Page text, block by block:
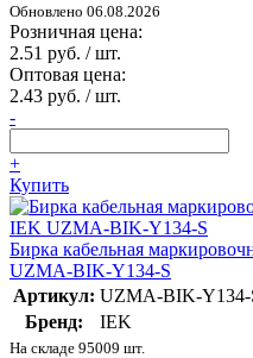
Обновлено 06.08.2026
Розничная цена:
2.51 руб. / шт.
Оптовая цена:
2.43 руб. / шт.
-
+
Купить
Бирка кабельная
UZMA-BIK-Y134-S
Артикул: UZMA-BIK-Y134-
Бренд:
IEK
На складе 95009 шт.